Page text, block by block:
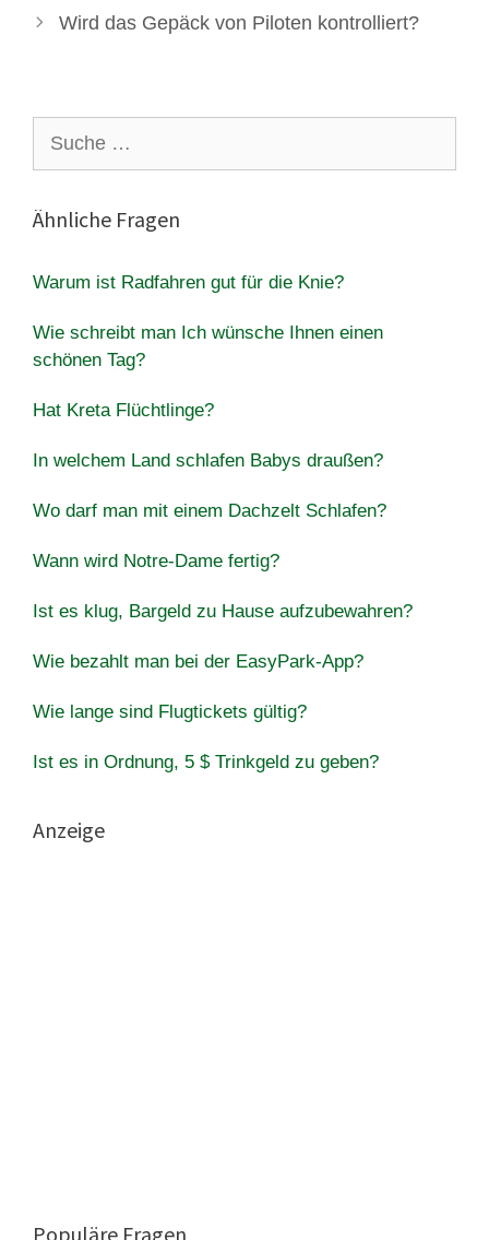
Wird das Gepäck von Piloten kontrolliert?
nach:
Ähnliche Fragen
Warum ist Radfahren gut für die Knie?
Wie schreibt man Ich wünsche Ihnen einen
schönen Tag?
Hat Kreta Flüchtlinge?
In welchem Land schlafen Babys draußen?
Wo darf man mit einem Dachzelt Schlafen?
Wann wird Notre-Dame fertig?
Ist es klug, Bargeld zu Hause aufzubewahren?
Wie bezahlt man bei der EasyPark-App?
Wie lange sind Flugtickets gültig?
Ist es in Ordnung, 5 $ Trinkgeld zu geben?
Anzeige
Populäre Fragen